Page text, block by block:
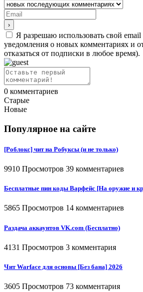
Я разрешаю использовать свой email
уведомления о новых комментариях и
отказаться от подписки в любое время).
0 комментариев
Старые
Новые
Популярное на сайте
[Роблокс] чит на Робуксы (и не только)
9910 Просмотров 39 комментариев
Бесплатные пин коды Варфейс [На оружие и
5865 Просмотров 14 комментариев
Раздача аккаунтов VK.com (Бесплатно)
4131 Просмотров 3 комментария
Чит Warface для основы [Без бана] 2026
3605 Просмотров 73 комментария